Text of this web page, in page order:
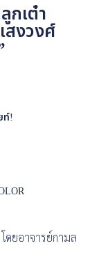
กเต๋า
สงวงศ์
ท์!
ดยอาจารย์กามล